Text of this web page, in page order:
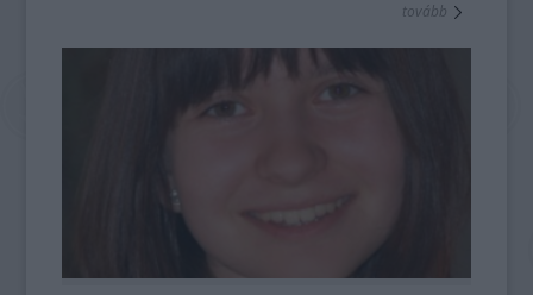
beszélgetésen elhangzott nyilatkozatai és a kérdéseimre tett
tovább